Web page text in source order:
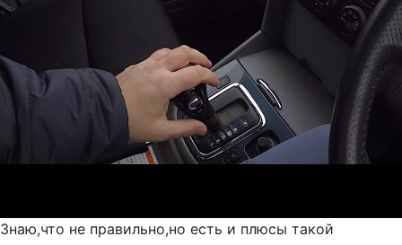
Знаю,что не правильно,но есть и плюсы такой